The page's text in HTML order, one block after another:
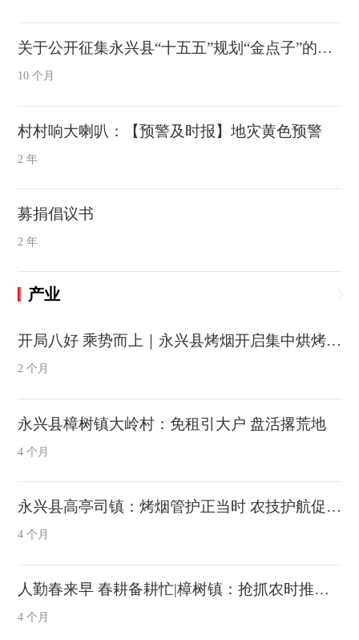
关于公开征集永兴县“十五五”规划“金点子”的公告
10 个月
村村响大喇叭：【预警及时报】地灾黄色预警
2 年
募捐倡议书
2 年
产业
开局八好 乘势而上｜永兴县烤烟开启集中烘烤 喜迎“烤”季丰收在望
2 个月
永兴县樟树镇大岭村：免租引大户 盘活撂荒地
4 个月
永兴县高亭司镇：烤烟管护正当时 农技护航促增收
4 个月
人勤春来早 春耕备耕忙|樟树镇：抢抓农时推进高标准农田建设
4 个月